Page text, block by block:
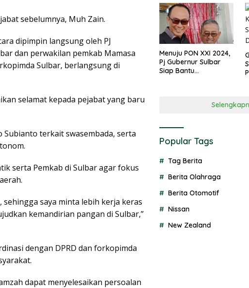
sebelumnya, Muh Zain.
dipimpin langsung oleh PJ
dan perwakilan pemkab Mamasa
Sulbar, berlangsung di
selamat kepada pejabat yang baru
terkait swasembada, serta
serta Pemkab di Sulbar agar fokus
saya minta lebih kerja keras
kemandirian pangan di Sulbar,”
dengan DPRD dan forkopimda
dapat menyelesaikan persoalan
PON 2024
Menuju PON XXI 2024,
Pj Gubernur Sulbar
Siap Bantu
Popular Tags
Tag Berita
Berita Olahraga
Berita Otomotif
Nissan
New Zealand